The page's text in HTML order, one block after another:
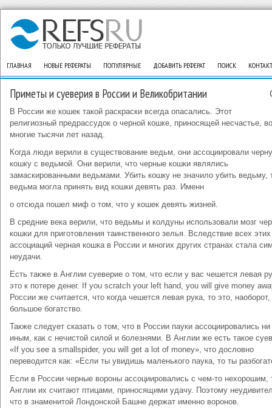
ГЛАВНАЯ НОВЫЕ РЕФЕРАТЫ ПОПУЛЯРНЫЕ ДОБАВИТЬ РЕФЕРАТ ПОИСК
Приметы и суеверия в России и Великобритании
В России же кошек такой раскраски всегда опасались. Этот
религиозный предрассудок о черной кошке, приносящей несчастье,
многие тысячи лет назад.
Когда люди верили в существование ведьм, они ассоциировали
кошку с ведьмой. Они верили, что черные кошки являлись
замаскированными ведьмами. Убить кошку не значило убить ведьму,
ведьма могла принять вид кошки девять раз. Именн
о отсюда пошел миф о том, что у кошек девять жизней.
В средние века верили, что ведьмы и колдуны использовали мозг
кошки для приготовления таинственного зелья. Вследствие всех этих
ассоциаций черная кошка в России и многих других странах стала
неудачи.
Есть также в Англии суеверие о том, что если у вас чешется левая
это к потере денег. If you scratch your left hand, you will give money
России же считается, что когда чешется левая рука, то это,
большое богатство.
Также следует сказать о том, что в России пауки ассоциировались
иным, как с нечистой силой и болезнями. В Англии же есть такое
«If you see a smallspider, you will get a lot of money», что дословно
переводится как: «Если ты увидишь маленького паука, то ты
Если в России черные вороны ассоциировались с чем-то нехорошим,
Англии их считают птицами, приносящими удачу. Поэтому
что в знаменитой Лондонской Башне держат именно воронов.